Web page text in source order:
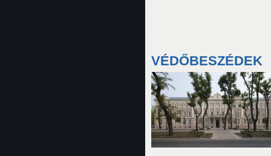
VÉDŐBESZÉDEK